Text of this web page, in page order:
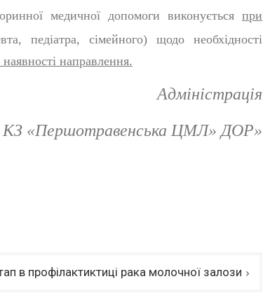
медичної допомоги виконується при
педіатра, сімейного) щодо необхідності
наявності направлення.
Адміністрація
КЗ «Першотравенська ЦМЛ» ДОР»
в профілактиктиці рака молочної залози